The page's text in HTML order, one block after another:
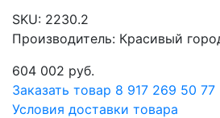
SKU: 2230.2
Производитель: Красивый
604 002 руб.
Заказать товар 8 917 269 50 77
Условия доставки товара